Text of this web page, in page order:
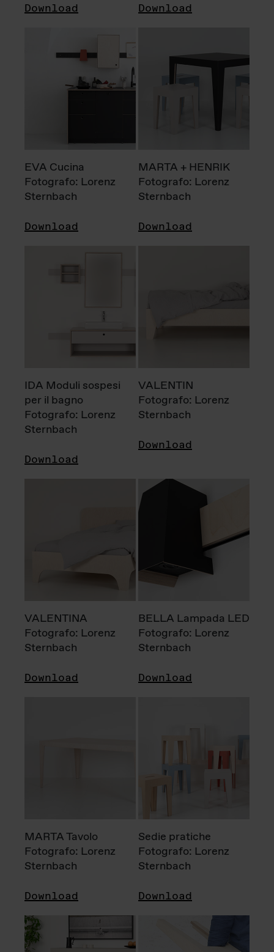
Download Download
EVA Cucina
Fotografo: Lorenz
Sternbach
Download
MARTA + HENRIK
Fotografo: Lorenz
Sternbach
Download
IDA Moduli sospesi
per il bagno
Fotografo: Lorenz
Sternbach
Download
VALENTIN
Fotografo: Lorenz
Sternbach
Download
VALENTINA
Fotografo: Lorenz
Sternbach
Download
BELLA Lampada LED
Fotografo: Lorenz
Sternbach
Download
MARTA Tavolo
Fotografo: Lorenz
Sternbach
Download
Sedie pratiche
Fotografo: Lorenz
Sternbach
Download